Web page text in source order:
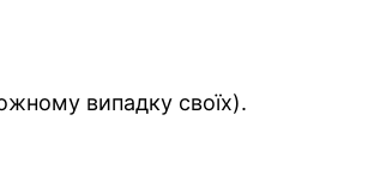
випадку своїх).